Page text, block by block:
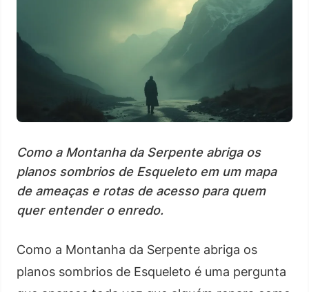
Como a Montanha da Serpente abriga os
planos sombrios de Esqueleto em um mapa
de ameaças e rotas de acesso para quem
quer entender o enredo.
Como a Montanha da Serpente abriga os
planos sombrios de Esqueleto é uma pergunta